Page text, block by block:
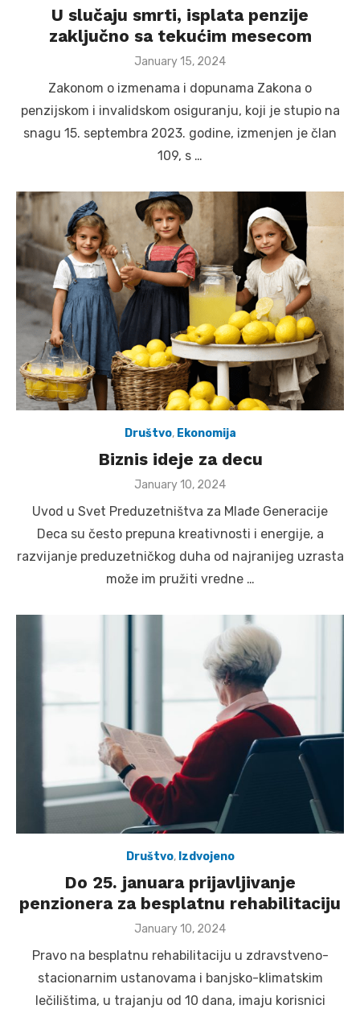
U slučaju smrti, isplata penzije
zaključno sa tekućim mesecom
Posted
January 15, 2024
Zakonom o izmenama i dopunama Zakona o
penzijskom i invalidskom osiguranju, koji je stupio na
snagu 15. septembra 2023. godine, izmenjen je član
109, s …
Društvo, Ekonomija
Biznis ideje za decu
Posted
January 10, 2024
Uvod u Svet Preduzetništva za Mlađe Generacije
Deca su često prepuna kreativnosti i energije, a
razvijanje preduzetničkog duha od najranijeg uzrasta
može im pružiti vredne …
Društvo, Izdvojeno
Do 25. januara prijavljivanje
penzionera za besplatnu rehabilitaciju
Posted
January 10, 2024
Pravo na besplatnu rehabilitaciju u zdravstveno-
stacionarnim ustanovama i banjsko-klimatskim
lečilištima, u trajanju od 10 dana, imaju korisnici